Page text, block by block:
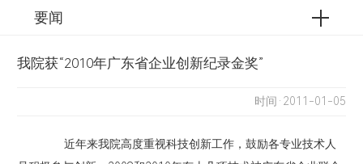
要闻
我院获“2010年广东省企业创新纪录金奖”
时间·2011-01-05
近年来我院高度重视科技创新工作，鼓励各专业技术人